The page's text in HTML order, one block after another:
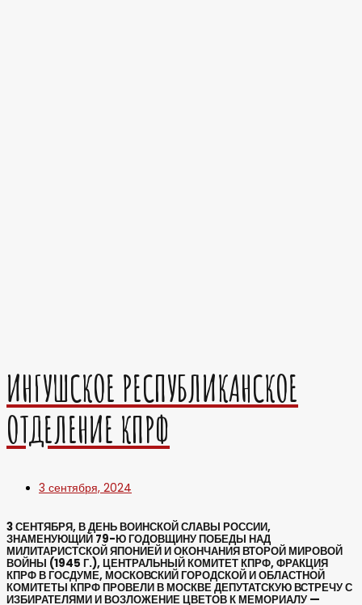
ИНГУШСКОЕ РЕСПУБЛИКАНСКОЕ
ОТДЕЛЕНИЕ КПРФ
3 сентября, 2024
3 СЕНТЯБРЯ, В ДЕНЬ ВОИНСКОЙ СЛАВЫ РОССИИ,
ЗНАМЕНУЮЩИЙ 79-Ю ГОДОВЩИНУ ПОБЕДЫ НАД
МИЛИТАРИСТСКОЙ ЯПОНИЕЙ И ОКОНЧАНИЯ ВТОРОЙ МИРОВОЙ
ВОЙНЫ (1945 Г.), ЦЕНТРАЛЬНЫЙ КОМИТЕТ КПРФ, ФРАКЦИЯ
КПРФ В ГОСДУМЕ, МОСКОВСКИЙ ГОРОДСКОЙ И ОБЛАСТНОЙ
КОМИТЕТЫ КПРФ ПРОВЕЛИ В МОСКВЕ ДЕПУТАТСКУЮ ВСТРЕЧУ С
ИЗБИРАТЕЛЯМИ И ВОЗЛОЖЕНИЕ ЦВЕТОВ К МЕМОРИАЛУ —